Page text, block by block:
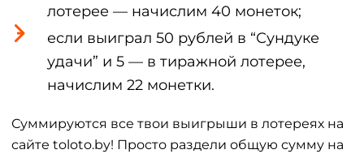
лотерее — начислим 40 монеток;
если выиграл 50 рублей в “Сундуке
удачи” и 5 — в тиражной лотерее,
начислим 22 монетки.
Суммируются все твои выигрыши в лотереях на
сайте toloto.by! Просто раздели общую сумму на